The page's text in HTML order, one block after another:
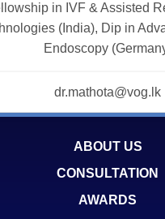
in IVF & Assisted
(India), Dip in
Endoscopy
dr.mathota@vog.lk
ABOUT US
CONSULTATION
AWARDS